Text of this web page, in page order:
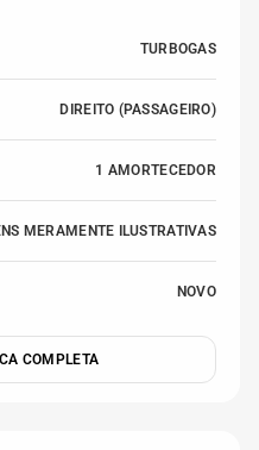
TURBOGAS
DIREITO (PASSAGEIRO)
1 AMORTECEDOR
MERAMENTE ILUSTRATIVAS
NOVO
COMPLETA